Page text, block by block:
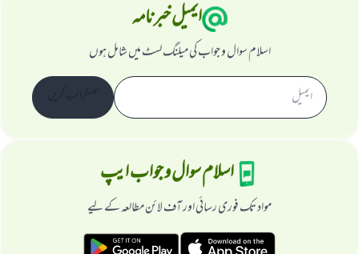
ایمیل خبرنامہ
اسلام سوال و جواب کی میلنگ لسٹ میں شامل ہوں
اسلام سوال و جواب ایپ
مواد تک فوری رسائی اور آف لائن مطالعہ کے لیے